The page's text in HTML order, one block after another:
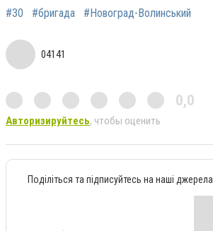
#30
#бригада #Новоград-Волинський
04141
0,0
Авторизируйтесь, чтобы оценить
Поділіться та підписуйтесь на наші джерела